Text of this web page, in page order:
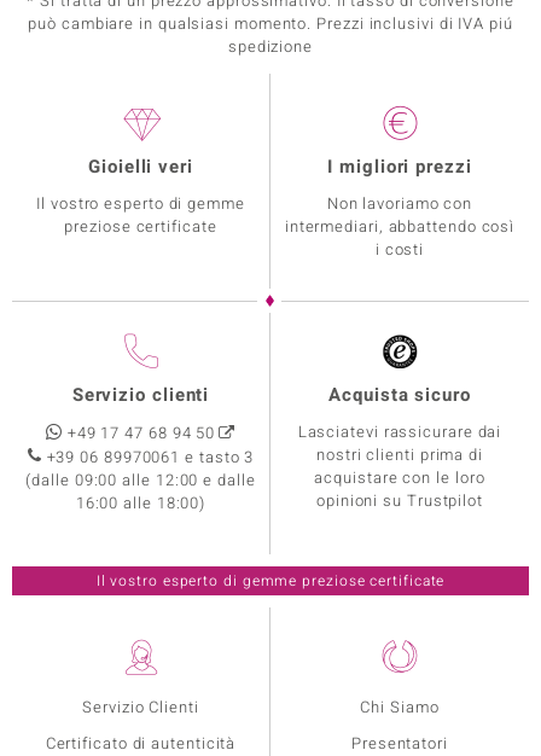
può cambiare in qualsiasi momento. Prezzi inclusivi di IVA piú
spedizione
Servizio Clienti
Certificato di autenticità
Chi Siamo
Presentatori
Gioielli veri
Il vostro esperto di gemme
preziose certificate
I migliori prezzi
Non lavoriamo con
intermediari, abbattendo così
i costi
Servizio clienti
+49 17 47 68 94 50
+39 06 89970061 e tasto 3
(dalle 09:00 alle 12:00 e dalle
16:00 alle 18:00)
Acquista sicuro
Lasciatevi rassicurare dai
nostri clienti prima di
acquistare con le loro
opinioni su Trustpilot
Il vostro esperto di gemme preziose certificate